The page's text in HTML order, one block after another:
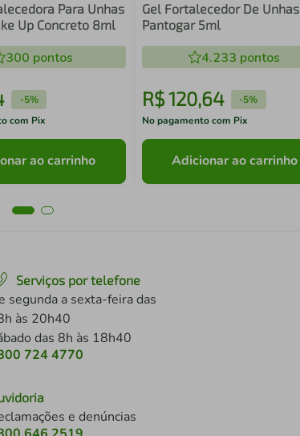
Para Unhas
Up Concreto 8ml
300 pontos
-5%
com Pix
ao carrinho
Gel Fortalecedor De Unhas
Pantogar 5ml
4.233 pontos
R$120,64 -5%
No pagamento com Pix
Adicionar ao carrinho
Serviços por telefone
segunda a sexta-feira das
às 20h40
das 8h às 18h40
724 4770
e denúncias